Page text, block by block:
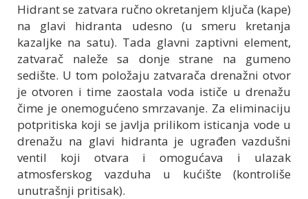
Hidrant se zatvara ručno okretanjem ključa (kape)
na glavi hidranta udesno (u smeru kretanja
kazaljke na satu). Tada glavni zaptivni element,
zatvarač naleže sa donje strane na gumeno
sedište. U tom položaju zatvarača drenažni otvor
je otvoren i time zaostala voda ističe u drenažu
čime je onemogućeno smrzavanje. Za eliminaciju
potpritiska koji se javlja prilikom isticanja vode u
drenažu na glavi hidranta je ugrađen vazdušni
ventil koji otvara i omogućava i ulazak
atmosferskog vazduha u kućište (kontroliše
unutrašnji pritisak).